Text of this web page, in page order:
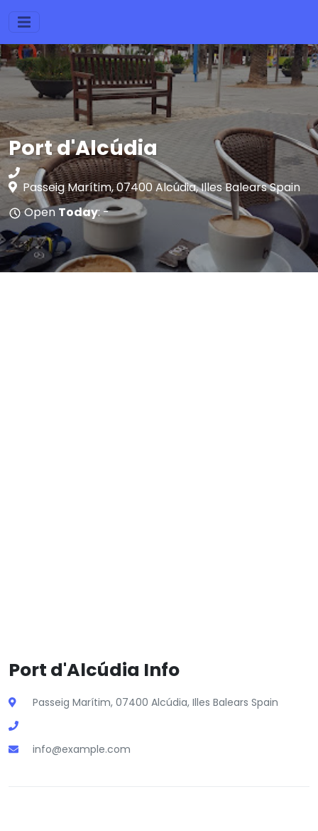
Port d'Alcúdia
Passeig Marítim, 07400 Alcúdia, Illes Balears Spain
Open Today: -
Port d'Alcúdia Info
Passeig Marítim, 07400 Alcúdia, Illes Balears Spain
info@example.com